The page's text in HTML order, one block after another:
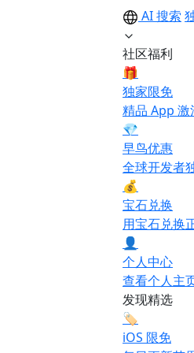
AI 搜索
社区福利
🎁
独家限免
精品 App 激
💎
早鸟优惠
全球开发者
💰
宝石兑换
用宝石兑换
👤
个人中心
查看个人主
发现精选
🏷️
iOS 限免